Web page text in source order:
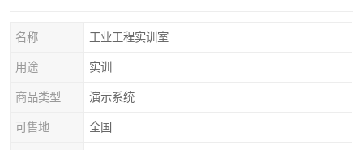
名称 工业工程实训室
用途 实训
商品类型 演示系统
可售地 全国